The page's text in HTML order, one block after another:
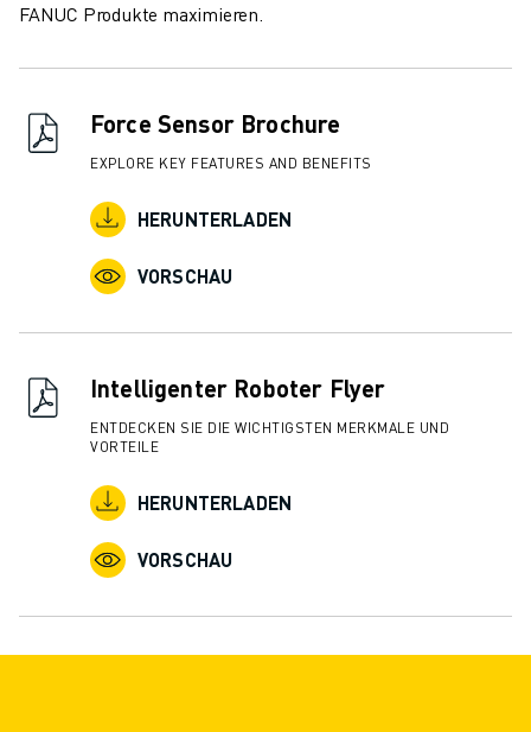
FANUC Produkte maximieren.
Force Sensor Brochure
EXPLORE KEY FEATURES AND BENEFITS
HERUNTERLADEN
VORSCHAU
Intelligenter Roboter Flyer
ENTDECKEN SIE DIE WICHTIGSTEN MERKMALE UND
VORTEILE
HERUNTERLADEN
VORSCHAU